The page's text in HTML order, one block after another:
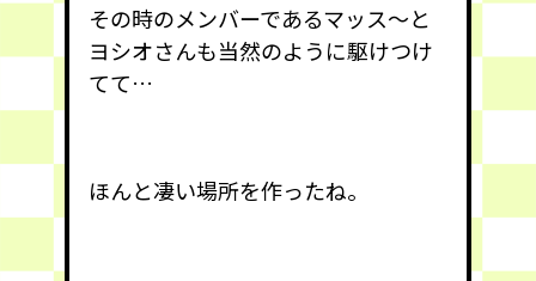
その時のメンバーであるマッス〜と
ヨシオさんも当然のように駆けつけ
てて…
ほんと凄い場所を作ったね。